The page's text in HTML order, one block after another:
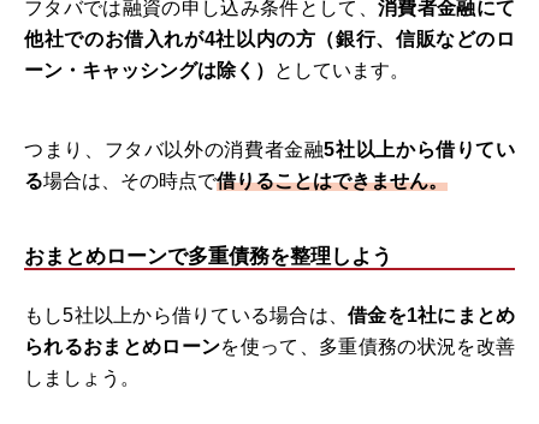
フタバでは融資の申し込み条件として、 消費者金融にて
他社でのお借入れが4社以内の方（銀行、信販などのロ
ーン・キャッシングは除く）
としています。
つまり、フタバ以外の消費者金融5社以上から借りてい
る場合は、その時点で借りることはできません。
おまとめローンで多重債務を整理しよう
もし5社以上から借りている場合は、借金を1社にまとめ
られるおまとめローンを使って、多重債務の状況を改善
しましょう。